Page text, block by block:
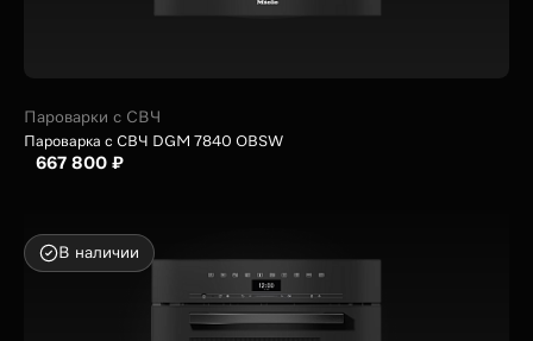
Пароварки с СВЧ
Пароварка с СВЧ DGM 7840 OBSW
667 800 ₽
В наличии